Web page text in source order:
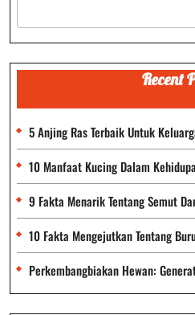
Recent
5 Anjing Ras Terbaik Untuk
10 Manfaat Kucing Dalam
9 Fakta Menarik Tentang Semut
10 Fakta Mengejutkan Tentang
Perkembangbiakan Hewan: